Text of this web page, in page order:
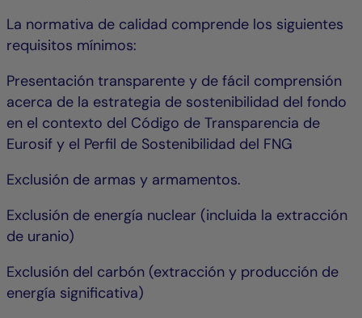
La normativa de calidad comprende los siguientes
requisitos mínimos:
Presentación transparente y de fácil comprensión
acerca de la estrategia de sostenibilidad del fondo
en el contexto del Código de Transparencia de
Eurosif y el Perfil de Sostenibilidad del FNG
Exclusión de armas y armamentos.
Exclusión de energía nuclear (incluida la extracción
de uranio)
Exclusión del carbón (extracción y producción de
energía significativa)